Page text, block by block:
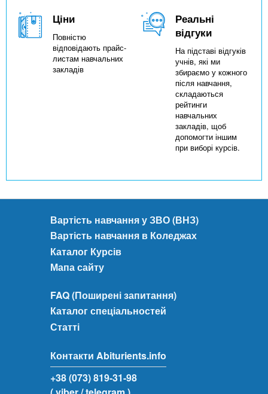
Ціни
Повністю
відповідають прайс-
листам навчальних
закладів
Реальні
відгуки
На підставі відгуків
учнів, які ми
збираємо у кожного
після навчання,
складаються
рейтинги
навчальних
закладів, щоб
допомогти іншим
при виборі курсів.
Вартість навчання у ЗВО (ВНЗ)
Вартість навчання в Коледжах
Каталог Курсів
Мапа сайту
FAQ (Поширені запитання)
Каталог спеціальностей
Статті
Контакти Abiturients.info
+38 (073) 819-31-98